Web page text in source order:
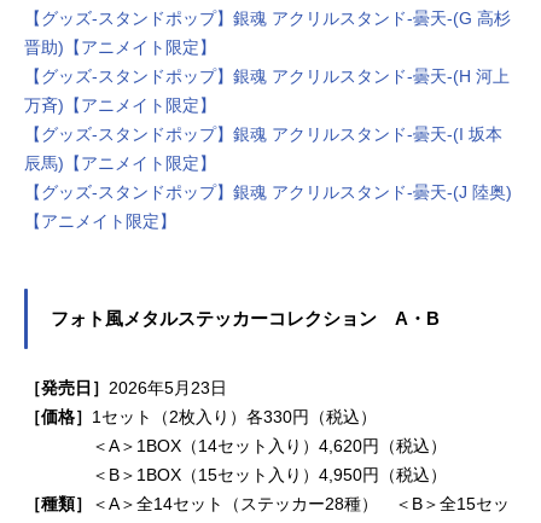
【グッズ-スタンドポップ】銀魂 アクリルスタンド-曇天-(G 高杉
晋助)【アニメイト限定】
【グッズ-スタンドポップ】銀魂 アクリルスタンド-曇天-(H 河上
万斉)【アニメイト限定】
【グッズ-スタンドポップ】銀魂 アクリルスタンド-曇天-(I 坂本
辰馬)【アニメイト限定】
【グッズ-スタンドポップ】銀魂 アクリルスタンド-曇天-(J 陸奥)
【アニメイト限定】
フォト風メタルステッカーコレクション A・B
［発売日］ 2026年5月23日
［価格］ 1セット（2枚入り）各330円（税込）
＜A＞1BOX（14セット入り）4,620円（税込）
＜B＞1BOX（15セット入り）4,950円（税込）
［種類］
＜A＞全14セット（ステッカー28種） ＜B＞全15セッ